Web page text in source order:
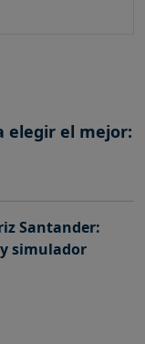
elegir el mejor:
Santander:
simulador